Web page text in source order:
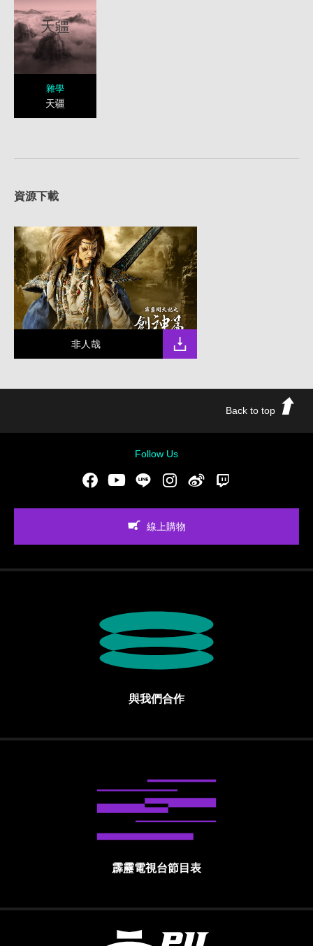
天疆
雜學
天疆
資源下載
非人哉
Back to top
Follow Us
FacebookYoutubeLINE Instgram新浪微博
線上購物
與我們合作
霹靂電視台節目表
霹靂國際多媒體股份有限公司 PILI